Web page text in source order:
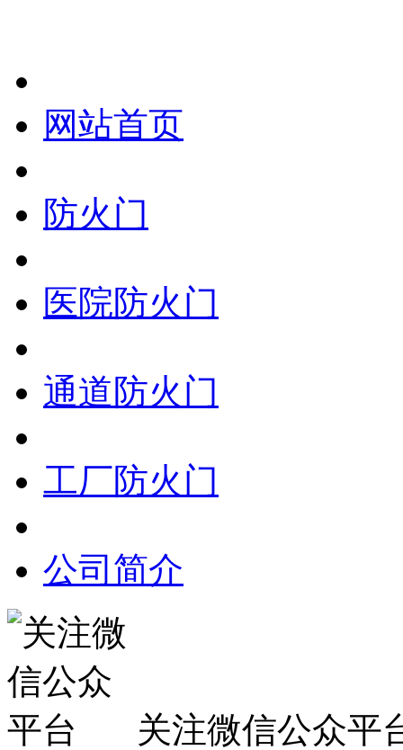
网站首页
防火门
医院防火门
通道防火门
工厂防火门
公司简介
关注微信公众平